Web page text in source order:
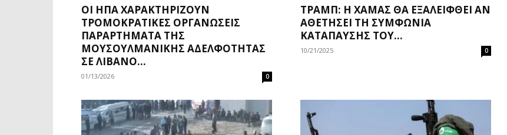
ΟΙ ΗΠΑ ΧΑΡΑΚΤΗΡΊΖΟΥΝ
ΤΡΟΜΟΚΡΑΤΙΚΈΣ ΟΡΓΑΝΏΣΕΙΣ
ΠΑΡΑΡΤΉΜΑΤΑ ΤΗΣ
ΜΟΥΣΟΥΛΜΑΝΙΚΉΣ ΑΔΕΛΦΌΤΗΤΑΣ
ΣΕ ΛΊΒΑΝΟ...
01/13/2026 0
ΤΡΑΜΠ: Η ΧΑΜΆΣ ΘΑ ΕΞΑΛΕΙΦΘΕΊ ΑΝ
ΑΘΕΤΉΣΕΙ ΤΗ ΣΥΜΦΩΝΊΑ
ΚΑΤΆΠΑΥΣΗΣ ΤΟΥ...
10/21/2025 0